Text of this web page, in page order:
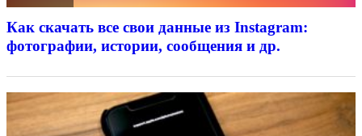
Как скачать все свои данные из Instagram:
фотографии, истории, сообщения и др.